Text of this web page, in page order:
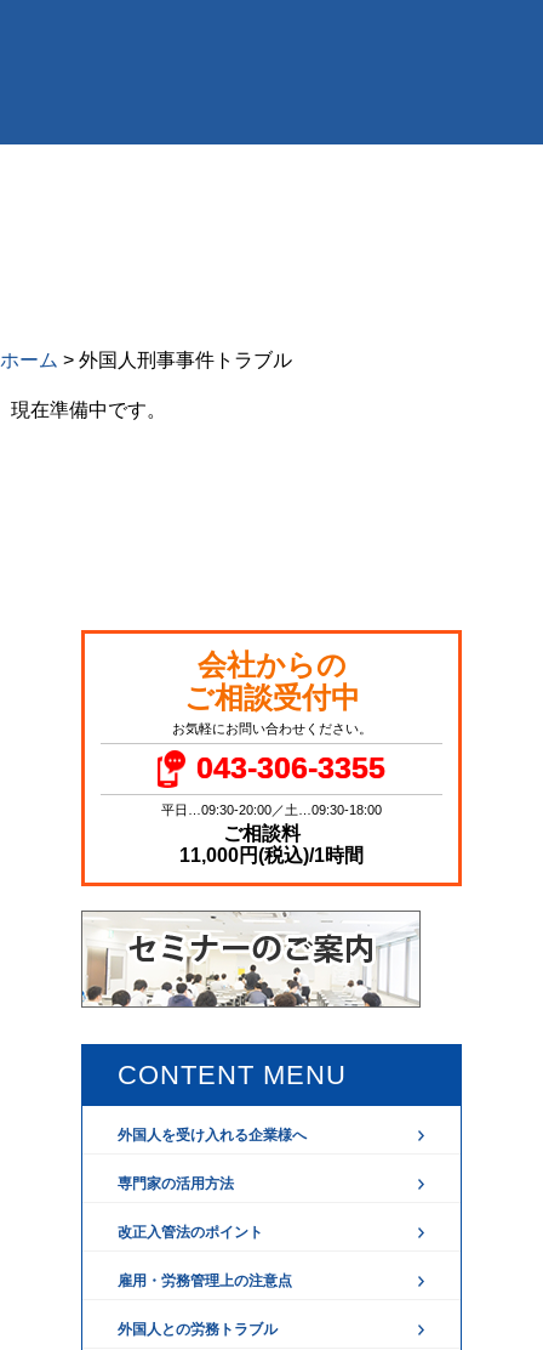
ホーム > 外国人刑事事件トラブル
現在準備中です。
会社からの
ご相談受付中
お気軽にお問い合わせください。
043-306-3355
平日…09:30-20:00／土…09:30-18:00
ご相談料
11,000円(税込)/1時間
CONTENT MENU
外国人を受け入れる企業様へ
すでに外国人を雇用している方はこちら
外国人をこれから雇用したい方はこちら
専門家の活用方法
外国人労務顧問サービスとは
外国人労務顧問サービスのメリット
当事務所の外国人労務顧問の特徴
改正入管法のポイント
特定技能１号
特定技能2号
雇用・労務管理上の注意点
外国人就労をさせる経営者が知っておくべき基
外国人との労務トラブル